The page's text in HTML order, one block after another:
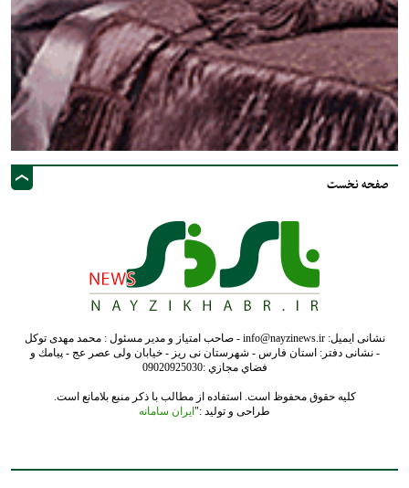
صفحه نخست
نشانی ایمیل: info@nayzinews.ir - صاحب امتیاز و مدیر مسئول : محمد مهدی توکل
- نشانی دفتر: استان فارس - شهرستان نی ریز - خیابان ولی عصر عج - پيامك و
فضاي مجازي :09020925030
کلیه حقوق محفوظ است. استفاده از مطالب با ذکر منبع بلامانع است.
طراحی و تولید :"ایران سامانه